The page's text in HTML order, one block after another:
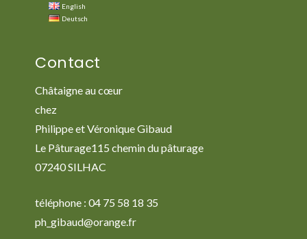
English
Deutsch
Contact
Châtaigne au cœur
chez
Philippe et Véronique Gibaud
Le Pâturage115 chemin du pâturage
07240 SILHAC
téléphone : 04 75 58 18 35
ph_gibaud@orange.fr